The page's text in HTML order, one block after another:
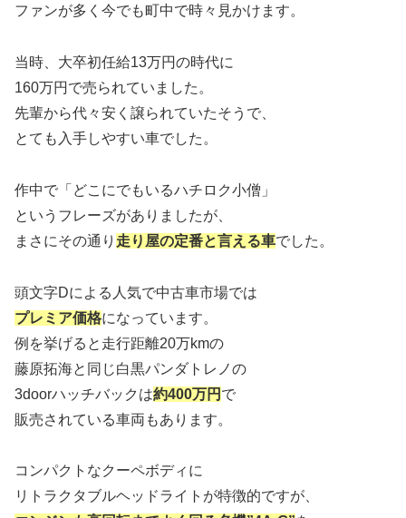
ファンが多く今でも町中で時々見かけます。
当時、大卒初任給13万円の時代に
160万円で売られていました。
先輩から代々安く譲られていたそうで、
とても入手しやすい車でした。
作中で「どこにでもいるハチロク小僧」
というフレーズがありましたが、
まさにその通り 走り屋の定番と言える車でした。
頭文字Dによる人気で中古車市場では
プレミア価格になっています。
例を挙げると走行距離20万kmの
藤原拓海と同じ白黒パンダトレノの
3doorハッチバックは約400万円 で
販売されている車両もあります。
コンパクトなクーペボディに
リトラクタブルヘッドライトが特徴的ですが、